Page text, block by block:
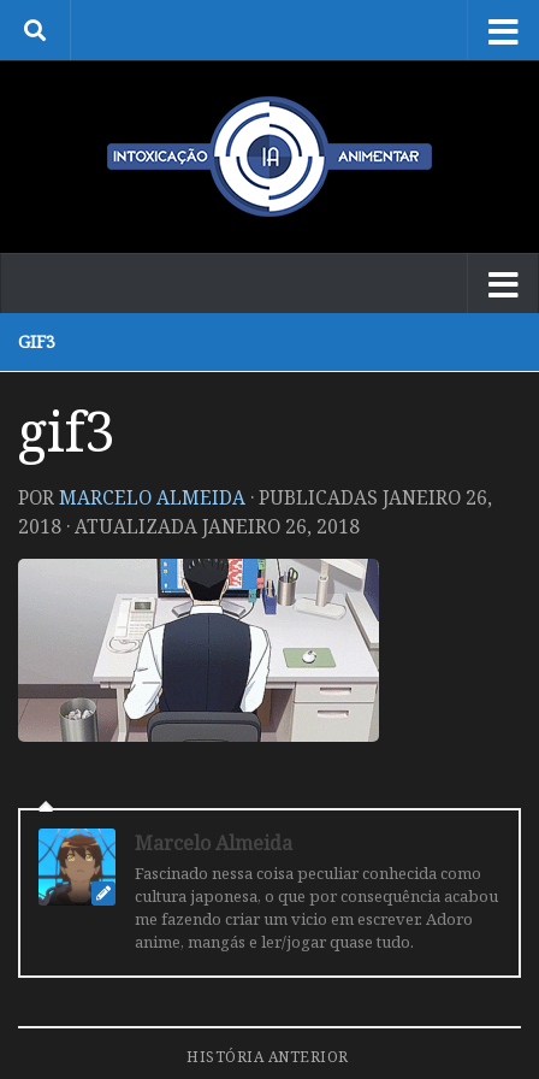
Skip to content
GIF3
gif3
PORMARCELO ALMEIDA · PUBLICADAS JANEIRO 26,
2018 · ATUALIZADAJANEIRO 26, 2018
Marcelo Almeida
Fascinado nessa coisa peculiar conhecida como
cultura japonesa, o que por consequência acabou
me fazendo criar um vicio em escrever. Adoro
anime, mangás e ler/jogar quase tudo.
HISTÓRIA ANTERIOR